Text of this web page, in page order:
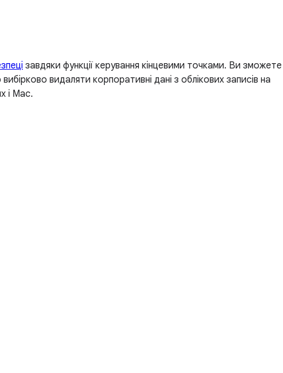
завдяки функції керування кінцевими точками. Ви зможете
видаляти корпоративні дані з облікових записів на
і Mac.